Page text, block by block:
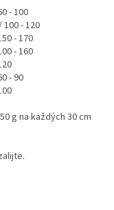
- 100
100 - 120
- 170
- 160
- 90
g na každých 30 cm